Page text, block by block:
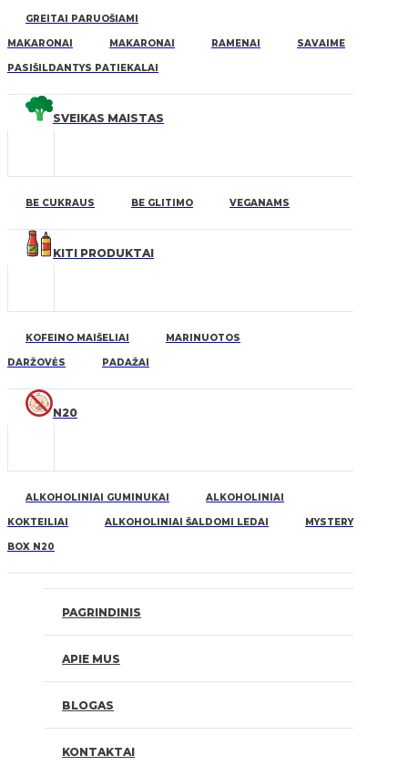
GREITAI PARUOŠIAMI
MAKARONAI MAKARONAI RAMENAI SAVAIME
PASIŠILDANTYS PATIEKALAI
SVEIKAS MAISTAS
BE CUKRAUS BE GLITIMO VEGANAMS
KITI PRODUKTAI
KOFEINO MAIŠELIAI MARINUOTOS
DARŽOVĖS PADAŽAI
N20
ALKOHOLINIAI GUMINUKAI ALKOHOLINIAI
KOKTEILIAI ALKOHOLINIAI ŠALDOMI LEDAI MYSTERY
BOX N20
PAGRINDINIS
APIE MUS
BLOGAS
KONTAKTAI